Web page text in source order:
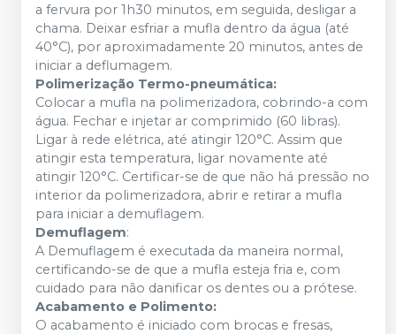
a fervura por 1h30 minutos, em seguida, desligar a
chama. Deixar esfriar a mufla dentro da água (até
40°C), por aproximadamente 20 minutos, antes de
iniciar a deflumagem.
Polimerização Termo-pneumática:
Colocar a mufla na polimerizadora, cobrindo-a com
água. Fechar e injetar ar comprimido (60 libras).
Ligar à rede elétrica, até atingir 120°C. Assim que
atingir esta temperatura, ligar novamente até
atingir 120°C. Certificar-se de que não há pressão no
interior da polimerizadora, abrir e retirar a mufla
para iniciar a demuflagem.
Demuflagem:
A Demuflagem é executada da maneira normal,
certificando-se de que a mufla esteja fria e, com
cuidado para não danificar os dentes ou a prótese.
Acabamento e Polimento:
O acabamento é iniciado com brocas e fresas,